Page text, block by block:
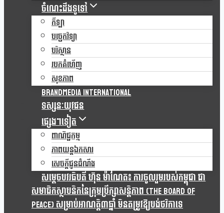
ចំណេះដឹងទូទៅ
កីឡា
បច្ចេកវិទ្យា
បរិស្ថាន
របកគំហើញ
សុខភាព
Brandmedia international
ទស្សនៈយុវជន
ផ្សេងៗទៀត
ពាណិជ្ជកម្ម
ភាពយន្តឯកសារ
សេចក្តីជូនដំណឹង
សម្តេចបវរធិបតី ហ៊ុន ម៉ាណែត៖ ការចូលរួមរបស់កម្ពុជា ជា
សមាជិកស្ថាបនិកនៃក្រុមប្រឹក្សាសន្តិភាព (The Board Of
Peace) សម្រាប់អាណត្តិ៣ឆ្នាំ មិនតម្រូវឱ្យបង់ថវិកាទេ